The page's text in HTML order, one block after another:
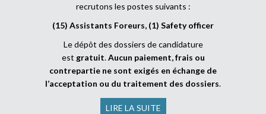
recrutons les postes suivants :
(15) Assistants Foreurs, (1) Safety officer
Le dépôt des dossiers de candidature
est gratuit.Aucun paiement, frais ou
contrepartie ne sont exigés en échange de
l’acceptation ou du traitement des dossiers.
LIRE LA SUITE